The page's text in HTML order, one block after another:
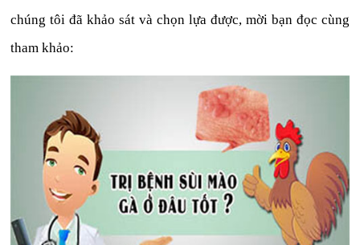
chúng tôi đã khảo sát và chọn lựa được, mời bạn đọc cùng
tham khảo: